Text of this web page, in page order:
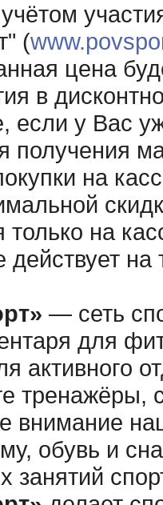
(
цена
в
если у Вас
получения
на
только на
действует
— сеть
для
активного
тренажёры,
внимание
обувь и
занятий